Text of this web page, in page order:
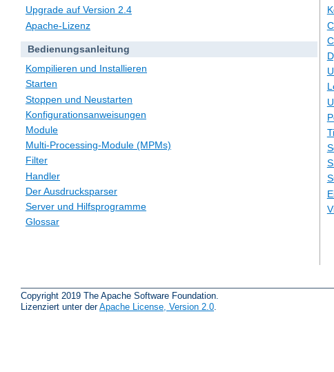
Upgrade auf Version 2.4
Apache-Lizenz
Bedienungsanleitung
Kompilieren und Installieren
Starten
Stoppen und Neustarten
Konfigurationsanweisungen
Module
Multi-Processing-Module (MPMs)
Filter
Handler
Der Ausdrucksparser
Server und Hilfsprogramme
Glossar
Copyright 2019 The Apache Software Foundation.
Lizenziert unter derApache License, Version 2.0